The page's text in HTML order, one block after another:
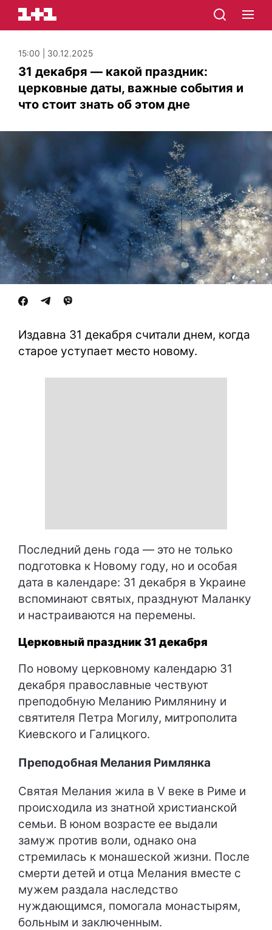
15:00 | 30.12.2025
31 декабря — какой праздник:
церковные даты, важные события и
что стоит знать об этом дне
Издавна 31 декабря считали днем, когда
старое уступает место новому.
Последний день года — это не только
подготовка к Новому году, но и особая
дата в календаре: 31 декабря в Украине
вспоминают святых, празднуют Маланку
и настраиваются на перемены.
Церковный праздник 31 декабря
По новому церковному календарю 31
декабря православные чествуют
преподобную Меланию Римлянину и
святителя Петра Могилу, митрополита
Киевского и Галицкого.
Преподобная Мелания Римлянка
Святая Мелания жила в V веке в Риме и
происходила из знатной христианской
семьи. В юном возрасте ее выдали
замуж против воли, однако она
стремилась к монашеской жизни. После
смерти детей и отца Мелания вместе с
мужем раздала наследство
нуждающимся, помогала монастырям,
больным и заключенным.